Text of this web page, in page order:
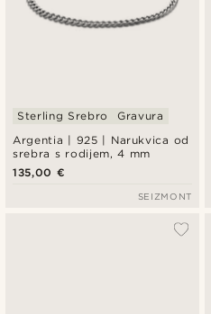
Argentia | 925 | Narukvica od
srebra s rodijem, 4 mm
Sterling Srebro Gravura
135,00 €
SEIZMONT